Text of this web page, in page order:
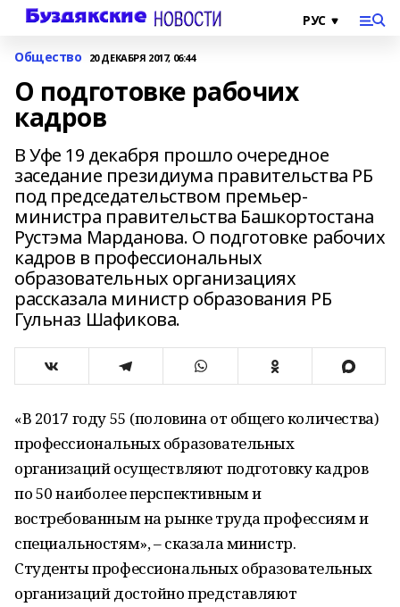
Общество 20 ДЕКАБРЯ 2017, 06:44
О подготовке рабочих
кадров
В Уфе 19 декабря прошло очередное
заседание президиума правительства РБ
под председательством премьер-
министра правительства Башкортостана
Рустэма Марданова. О подготовке рабочих
кадров в профессиональных
образовательных организациях
рассказала министр образования РБ
Гульназ Шафикова.
«В 2017 году 55 (половина от общего количества)
профессиональных образовательных
организаций осуществляют подготовку кадров
по 50 наиболее перспективным и
востребованным на рынке труда профессиям и
специальностям», – сказала министр.
Студенты профессиональных образовательных
организаций достойно представляют